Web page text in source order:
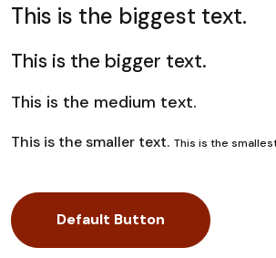
This is the biggest text.
This is the bigger text.
This is the medium text.
This is the smaller text. This is the
Default Button